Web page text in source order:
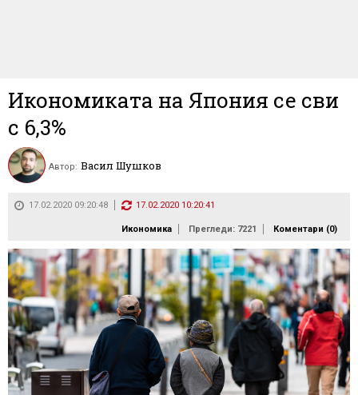
Икономиката на Япония се сви
с 6,3%
Автор: Васил Шушков
17.02.2020 09:20:48 17.02.2020 10:20:41
Икономика Прегледи: 7221 Коментари (0)